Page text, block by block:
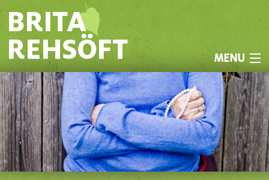
MENU
SÄNGERIN
KÜNSTLERIN
DOZENTIN
TERMINE
ODEN ZUR NACHT